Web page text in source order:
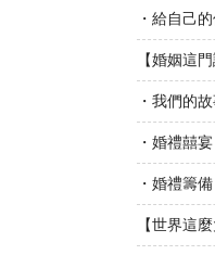
・給自己
【婚姻這門
・我們的
・婚禮囍宴
・婚禮籌備
【世界這麼